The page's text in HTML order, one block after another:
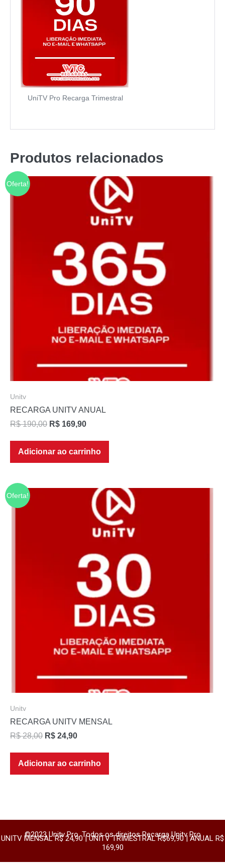
UniTV Pro Recarga Trimestral
Produtos relacionados
Oferta!
Unitv
RECARGA UNITV ANUAL
R$190,00 R$ 169,90
Adicionar ao carrinho
Oferta!
Unitv
RECARGA UNITV MENSAL
R$28,00 R$ 24,90
Adicionar ao carrinho
©2023 Unitv Pro. Todos os direitos Recarga Unitv Pro
UNITV MENSAL R$ 24,90 | UNITV TRIMESTRAL R$69,90 | ANUAL R$
169,90